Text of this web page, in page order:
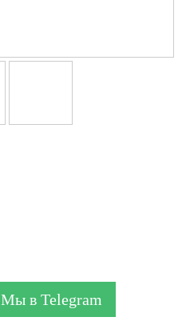
Мы в Telegram